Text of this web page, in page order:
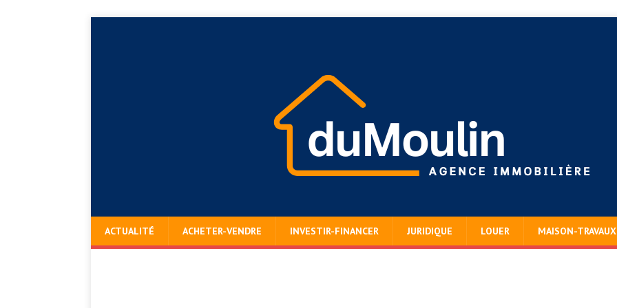
ACTUALITÉ ACHETER-VENDRE INVESTIR-FINANCER JURIDIQUE LOUER MAISON-TRAVAUX